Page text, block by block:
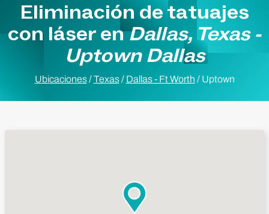
Eliminación de tatuajes
con láser enDallas, Texas -
Uptown Dallas
Ubicaciones /Texas / Dallas - Ft Worth / Uptown